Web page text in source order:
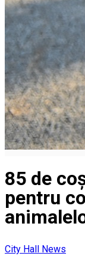
85 de
pentru
City Hall News